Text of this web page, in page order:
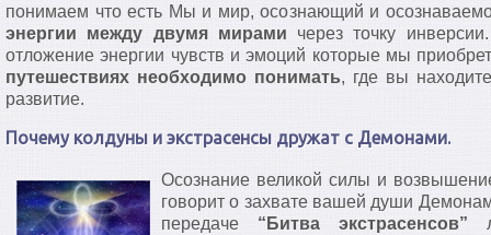
понимаем что есть Мы и мир, осознающий и
энергии между двумя мирами через точку
отложение энергии чувств и эмоций которые мы
путешествиях необходимо понимать, где вы
развитие.
Почему колдуны и экстрасенсы дружат с Демонами.
Осознание великой силы и
говорит о захвате вашей души
передаче “Битва экстрасенсов”